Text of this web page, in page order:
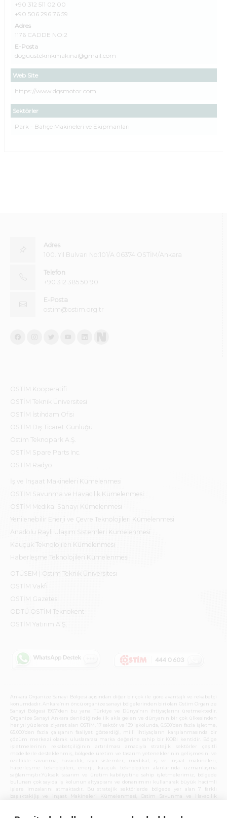
+90 312 511 02 00
+90 506 296 76 59
Adres
1176 CADDE NO:2
E-Posta
doguusteknikmakina@gmail.com
Web Site
https://www.dgsmotor.com
Sektörler
Park - Bahçe Makineleri ve Ekipmanları
Adres
100. Yıl Bulvarı No:101/A 06374 OSTİM/Ankara
Telefon
+90 312 385 50 90
E-Posta
ostim@ostim.org.tr
OSTİM Kooperatifi
OSTİM Teknik Üniversitesi
OSTİM İstihdam Ofisi
OSTİM Dış Ticaret Günlüğü
Ostim Teknopark A.Ş.
OSTİM Spare Parts Inc.
OSTİM Radyo
İş ve İnşaat Makineleri Kümelenmesi
OSTİM Savunma ve Havacılık Kümelenmesi
OSTİM Medikal Sanayi Kümelenmesi
Yenilenebilir Enerji ve Çevre Teknolojileri Kümelenmesi
Anadolu Raylı Ulaşım Sistemleri Kümelenmesi
Kauçuk Teknolojileri Kümelenmesi
Haberleşme Teknolojileri Kümelenmesi
OTÜSEM | Ostim Teknik Üniversitesi
OSTİM Vakfı
OSTİM Gazetesi
ODTÜ OSTİM Teknokent
OSTİM Yatırım A.Ş.
Ankara Organize Sanayi Bölgesi açısından diğer bir çok ile göre avantajlı ve rekabetçi
konumdadır. Ankara’nın öncü organize sanayi bölgelerinden biri olan Ostim Organize
Sanayi Bölgesi 1967’den bu yana Türkiye ve Dünya’nın ihtiyaçlarını üretmektedir.
Organize Sanayi Ankara denildiğinde ilk akla gelen ve dünyanın bir çok ülkesinden
her yıl yüzlerce ziyaret alan OSTİM, 17 sektör ve 139 işkolunda, 6.500’den fazla işletme,
65.000’den fazla çalışanın faaliyet gösterdiği, milli ihtiyaçların karşılanmasında bir
çözüm merkezi olarak uluslararası marka değerine sahip bir KOBİ kentidir. Bölge
işletmelerinin rekabetçiliğinin artırılması amacıyla stratejik sektörler çeşitli
modellerle desteklenmiş, bölgede üretim ve tasarım yeteneklerinin gelişmesini ve
özellikle savunma, havacılık, raylı sistemler, medikal, iş ve inşaat makineleri,
haberleşme teknolojileri, enerji, kauçuk teknolojileri alanlarında uzmanlaşma
sağlanmıştır.Yüksek tasarım ve üretim kabiliyetine sahip işletmelerimiz, bölgede
bulunan çok sayıda iş kolunun altyapısını ve donanımını kullanarak büyük hacimli
işlere imzalarını atmaktadır. Bu stratejik sektörlerde bölgede yer alan 7 farklı
başlıktaki(İş ve inşaat Makineleri Kümelenmesi, Ostim Savunma ve Havacılık